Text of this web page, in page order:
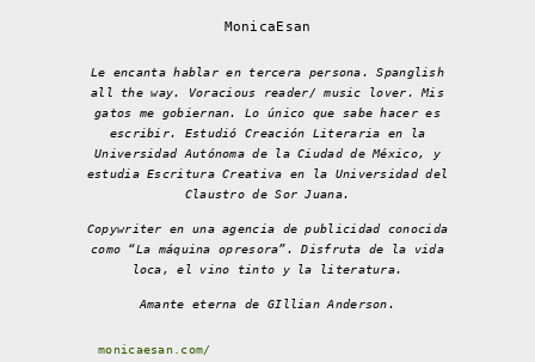
MonicaEsan
Le encanta hablar en tercera persona. Spanglish
all the way. Voracious reader/ music lover. Mis
gatos me gobiernan. Lo único que sabe hacer es
escribir. Estudió Creación Literaria en la
Universidad Autónoma de la Ciudad de México, y
estudia Escritura Creativa en la Universidad del
Claustro de Sor Juana.
Copywriter en una agencia de publicidad conocida
como “La máquina opresora”. Disfruta de la vida
loca, el vino tinto y la literatura.
Amante eterna de GIllian Anderson.
monicaesan.com/